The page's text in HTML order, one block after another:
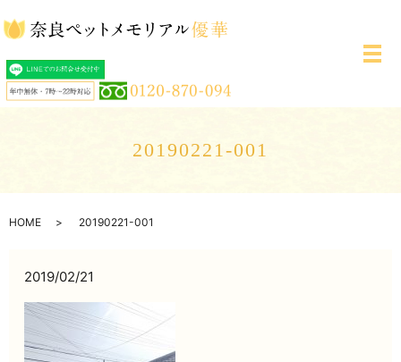
メ
20190221-001
HOME 20190221-001
2019/02/21